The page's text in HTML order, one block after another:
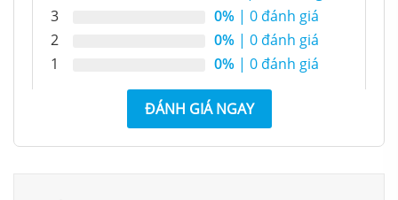
3
0% | 0 đánh giá
2
0% | 0 đánh giá
1
0% | 0 đánh giá
ĐÁNH GIÁ NGAY